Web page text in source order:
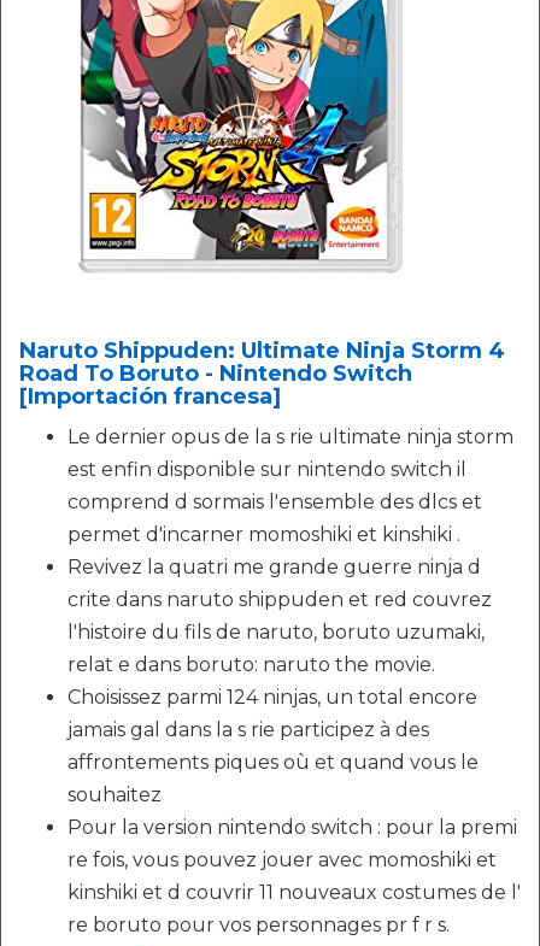
Naruto Shippuden: Ultimate Ninja Storm 4
Road To Boruto - Nintendo Switch
[Importación francesa]
Le dernier opus de la s rie ultimate ninja storm
est enfin disponible sur nintendo switch il
comprend d sormais l'ensemble des dlcs et
permet d'incarner momoshiki et kinshiki .
Revivez la quatri me grande guerre ninja d
crite dans naruto shippuden et red couvrez
l'histoire du fils de naruto, boruto uzumaki,
relat e dans boruto: naruto the movie.
Choisissez parmi 124 ninjas, un total encore
jamais gal dans la s rie participez à des
affrontements piques où et quand vous le
souhaitez
Pour la version nintendo switch : pour la premi
re fois, vous pouvez jouer avec momoshiki et
kinshiki et d couvrir 11 nouveaux costumes de l'
re boruto pour vos personnages pr f r s.